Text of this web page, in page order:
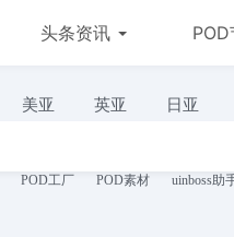
头条资讯 POD
美亚 英亚 日亚
POD工厂 POD素材 uinboss助